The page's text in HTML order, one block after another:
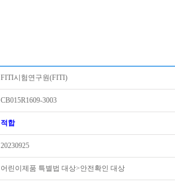
FITI시험연구원(FITI)
CB015R1609-3003
적합
20230925
어린이제품 특별법 대상>안전확인 대상